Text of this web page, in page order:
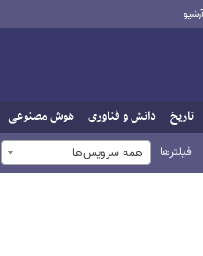
آرشیو
تاریخ دانش و فناوری هوش مصنوعی
فیلترها همه سرویس‌ها